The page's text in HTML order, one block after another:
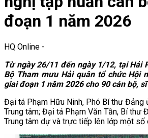
đoạn 1 năm 2026
HQ Online -
Từ ngày 26/11 đến ngày 1/12, tại Hải
Bộ Tham mưu Hải quân tổ chức Hội
giai đoạn 1 năm 2026 cho 90 cán bộ,
Đại tá Phạm Hữu Ninh, Phó Bí thư Đảng
Trung tâm; Đại tá Phạm Văn Tần, Bí thư
Trung tâm dự và trực tiếp lên lớp một số